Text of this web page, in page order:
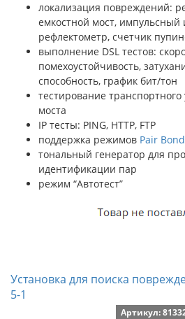
локализация повреждений:
емкостной мост,
рефлектометр, счетчик
выполнение DSL тестов:
помехоустойчивость,
способность, график бит/тон
тестирование
моста
IP тесты: PING, HTTP, FTP
поддержка режимов Pair
тональный генератор для
идентификации пар
режим “Автотест”
Установка для поиска
5-1
Артикул: